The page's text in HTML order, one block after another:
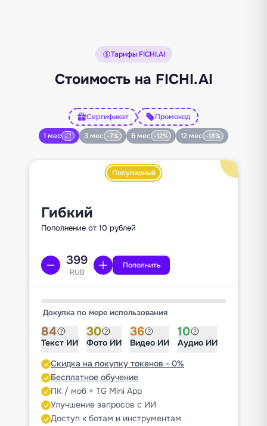
Тарифы FICHI.AI
Стоимость на FICHI.AI
Сертификат
1 мес
3 мес -7% 6 мес -12% 12 мес -18%
Промокод
Популярный
Гибкий
Пополнение от 10 рублей
RUB
Пополнить
Докупка по мере использования
84
Текст ИИ
30
Фото ИИ
36
Видео ИИ
10
Аудио ИИ
Скидка на покупку токенов - 0%
Бесплатное обучение
ПК / моб + TG Mini App
Улучшение запросов с ИИ
Доступ к ботам и инструментам